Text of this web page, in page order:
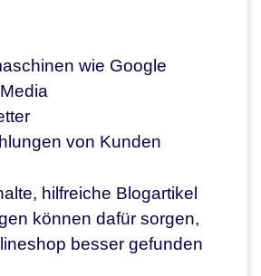
wie Google
von Kunden
hilfreiche Blogartikel
können dafür sorgen,
besser gefunden